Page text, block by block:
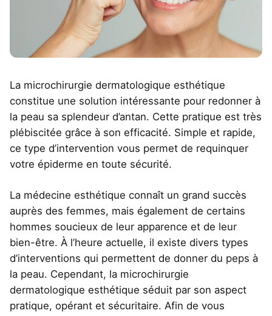
La microchirurgie dermatologique esthétique
constitue une solution intéressante pour redonner à
la peau sa splendeur d’antan. Cette pratique est très
plébiscitée grâce à son efficacité. Simple et rapide,
ce type d’intervention vous permet de requinquer
votre épiderme en toute sécurité.
La médecine esthétique connaît un grand succès
auprès des femmes, mais également de certains
hommes soucieux de leur apparence et de leur
bien-être. À l’heure actuelle, il existe divers types
d’interventions qui permettent de donner du peps à
la peau. Cependant, la microchirurgie
dermatologique esthétique séduit par son aspect
pratique, opérant et sécuritaire. Afin de vous